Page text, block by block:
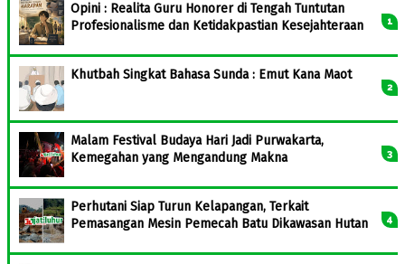
Opini : Realita Guru Honorer di Tengah Tuntutan
Profesionalisme dan Ketidakpastian Kesejahteraan
Khutbah Singkat Bahasa Sunda : Emut Kana Maot
Malam Festival Budaya Hari Jadi Purwakarta,
Kemegahan yang Mengandung Makna
Perhutani Siap Turun Kelapangan, Terkait
Pemasangan Mesin Pemecah Batu Dikawasan Hutan